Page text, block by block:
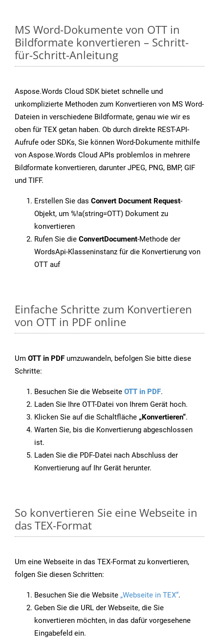
MS Word-Dokumente von OTT in
Bildformate konvertieren – Schritt-
für-Schritt-Anleitung
Aspose.Words Cloud SDK bietet schnelle und
unkomplizierte Methoden zum Konvertieren von MS Word-
Dateien in verschiedene Bildformate, genau wie wir es
oben für TEX getan haben. Ob durch direkte REST-API-
Aufrufe oder SDKs, Sie können Word-Dokumente mithilfe
von Aspose.Words Cloud APIs problemlos in mehrere
Bildformate konvertieren, darunter JPEG, PNG, BMP, GIF
und TIFF.
Erstellen Sie das Convert Document Request-
Objekt, um %!a(string=OTT) Dokument zu
konvertieren
Rufen Sie die ConvertDocument-Methode der
WordsApi-Klasseninstanz für die Konvertierung von
OTT auf
Einfache Schritte zum Konvertieren
von OTT in PDF online
Um OTT in PDF umzuwandeln, befolgen Sie bitte diese
Schritte:
Besuchen Sie die Webseite OTT in PDF.
Laden Sie Ihre OTT-Datei von Ihrem Gerät hoch.
Klicken Sie auf die Schaltfläche „Konvertieren“.
Warten Sie, bis die Konvertierung abgeschlossen
ist.
Laden Sie die PDF-Datei nach Abschluss der
Konvertierung auf Ihr Gerät herunter.
So konvertieren Sie eine Webseite in
das TEX-Format
Um eine Webseite in das TEX-Format zu konvertieren,
folgen Sie diesen Schritten:
Besuchen Sie die Website „Webseite in TEX“.
Geben Sie die URL der Webseite, die Sie
konvertieren möchten, in das dafür vorgesehene
Eingabefeld ein.